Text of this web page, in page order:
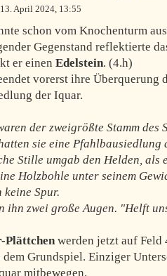
April 2024, 13:55
schon vom Knochenturm
Gegenstand reflektierte
er einen Edelstein. (4.h)
vorerst ihre Überquerung
der Iquar.
der zweigrößte Stamm des
sie eine Pfahlbausiedlung
Stille umgab den Helden,
Holzbohle unter seinem
keine Spur.
ihn zwei große Augen. "Helft
Plättchenwerden jetzt auf Feld
dem Grundspiel. Einziger
mitbewegen.